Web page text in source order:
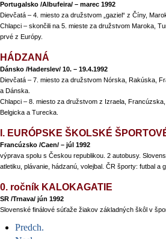
Portugalsko /Albufeira/ – marec 1992
Dievčatá – 4. miesto za družstvom „gaziel“ z Číny,
Chlapci – skončili na 5. mieste za družstvom Maroka,
prvé z Európy.
HÁDZANÁ
Dánsko /Haderslev/ 10. – 19.4.1992
Dievčatá – 7. miesto za družstvom Nórska, Rakúska,
a Dánska.
Chlapci – 8. miesto za družstvom z Izraela,
Belgicka a Turecka.
I. EURÓPSKE ŠKOLSKÉ
Francúzsko /Caen/ – júl 1992
výprava spolu s Českou republikou. 2 autobusy.
atletiku, plávanie, hádzanú, volejbal. ČR športy: futbal a
0. ročník KALOKAGATIE
SR /Trnava/ jún 1992
Slovenské finálové súťaže žiakov základných škôl v
Predch.